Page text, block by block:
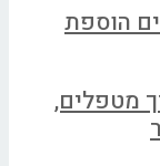
הוספת
מטפלים,